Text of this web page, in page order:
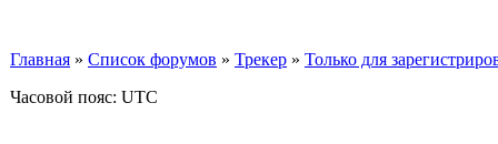
Главная » Список форумов » Трекер » Только для
Часовой пояс: UTC